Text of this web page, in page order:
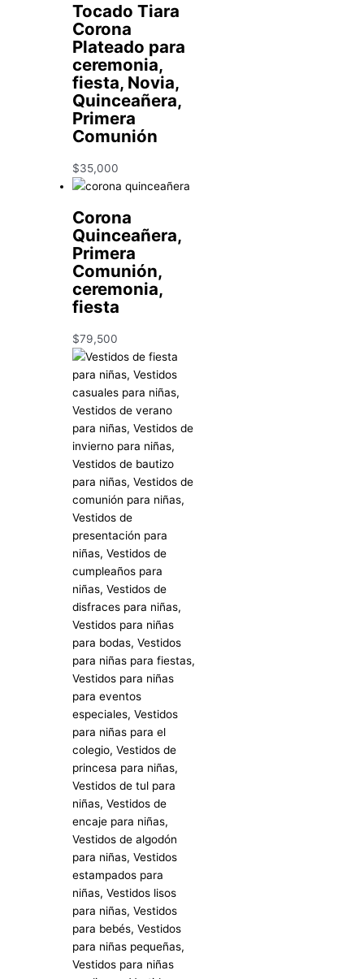
Tocado Tiara
Corona
Plateado para
ceremonia,
fiesta, Novia,
Quinceañera,
Primera
Comunión
$35,000
Corona
Quinceañera,
Primera
Comunión,
ceremonia,
fiesta
$79,500